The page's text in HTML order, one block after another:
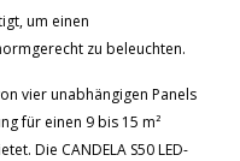
um einen
zu beleuchten.
vier unabhängigen Panels
für einen 9 bis 15 m²
Die CANDELA S50 LED-